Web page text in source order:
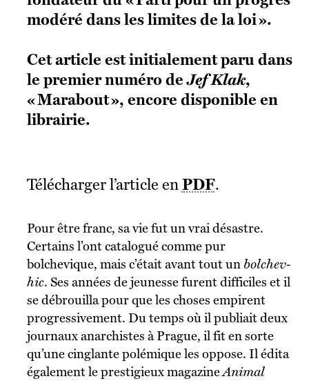
modéré dans les limites de la loi ».
Cet article est initialement paru dans
le premier numéro deJef Klak,
« Marabout », encore disponible en
librairie.
Télécharger l’article en PDF.
Pour être franc, sa vie fut un vrai désastre.
Certains l’ont catalogué comme pur
bolchevique, mais c’était avant tout un bolchev-
hic. Ses années de jeunesse furent difficiles et il
se débrouilla pour que les choses empirent
progressivement. Du temps où il publiait deux
journaux anarchistes à Prague, il fit en sorte
qu’une cinglante polémique les oppose. Il édita
également le prestigieux magazineAnimal